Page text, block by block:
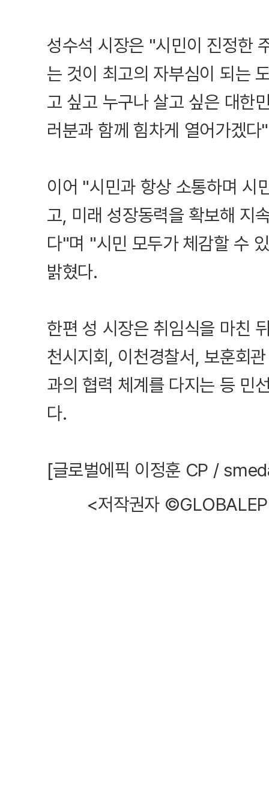
성수석 시장은 "시민이 진정한
는 것이 최고의 자부심이 되는
고 싶고 누구나 살고 싶은 대한
러분과 함께 힘차게 열어가겠다
이어 "시민과 항상 소통하며 시
고, 미래 성장동력을 확보해 지
다"며 "시민 모두가 체감할 수
밝혔다.
한편 성 시장은 취임식을 마친
천시지회, 이천경찰서, 보훈회
과의 협력 체계를 다지는 등 민
다.
[글로벌에픽 이정훈 CP /
<저작권자